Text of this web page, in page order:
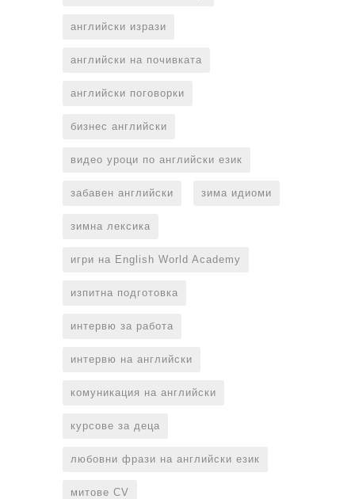
английски изрази
английски на почивката
английски поговорки
бизнес английски
видео уроци по английски език
забавен английски зима идиоми
зимна лексика
игри на English World Academy
изпитна подготовка
интервю за работа
интервю на английски
комуникация на английски
курсове за деца
любовни фрази на английски език
митове CV